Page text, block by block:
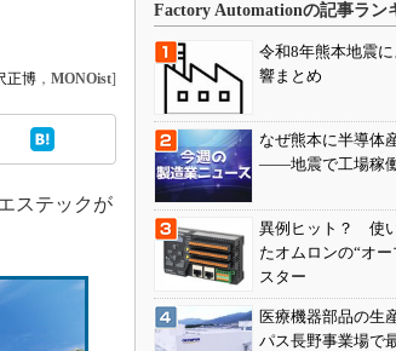
正博 ， MONOist]
ステックが
Factory Automationの記事ラン
令和8年熊本地震
響まとめ
なぜ熊本に半導体
――地震で工場稼
異例ヒット？ 使
たオムロンの“オ
スター
医療機器部品の生
パス長野事業場で